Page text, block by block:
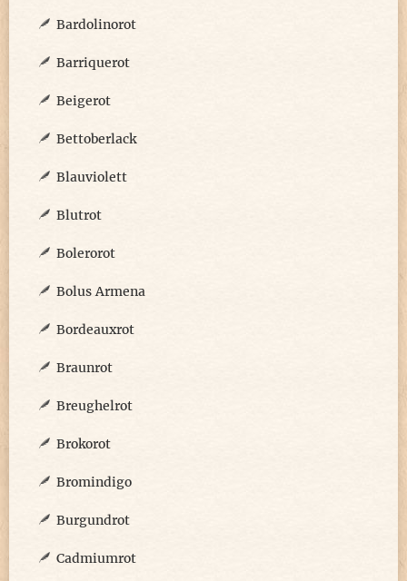
Bardolinorot
Barriquerot
Beigerot
Bettoberlack
Blauviolett
Blutrot
Bolerorot
Bolus Armena
Bordeauxrot
Braunrot
Breughelrot
Brokorot
Bromindigo
Burgundrot
Cadmiumrot